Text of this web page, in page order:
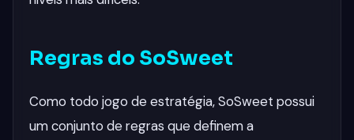
Regras do SoSweet
Como todo jogo de estratégia, SoSweet possui
um conjunto de regras que definem a